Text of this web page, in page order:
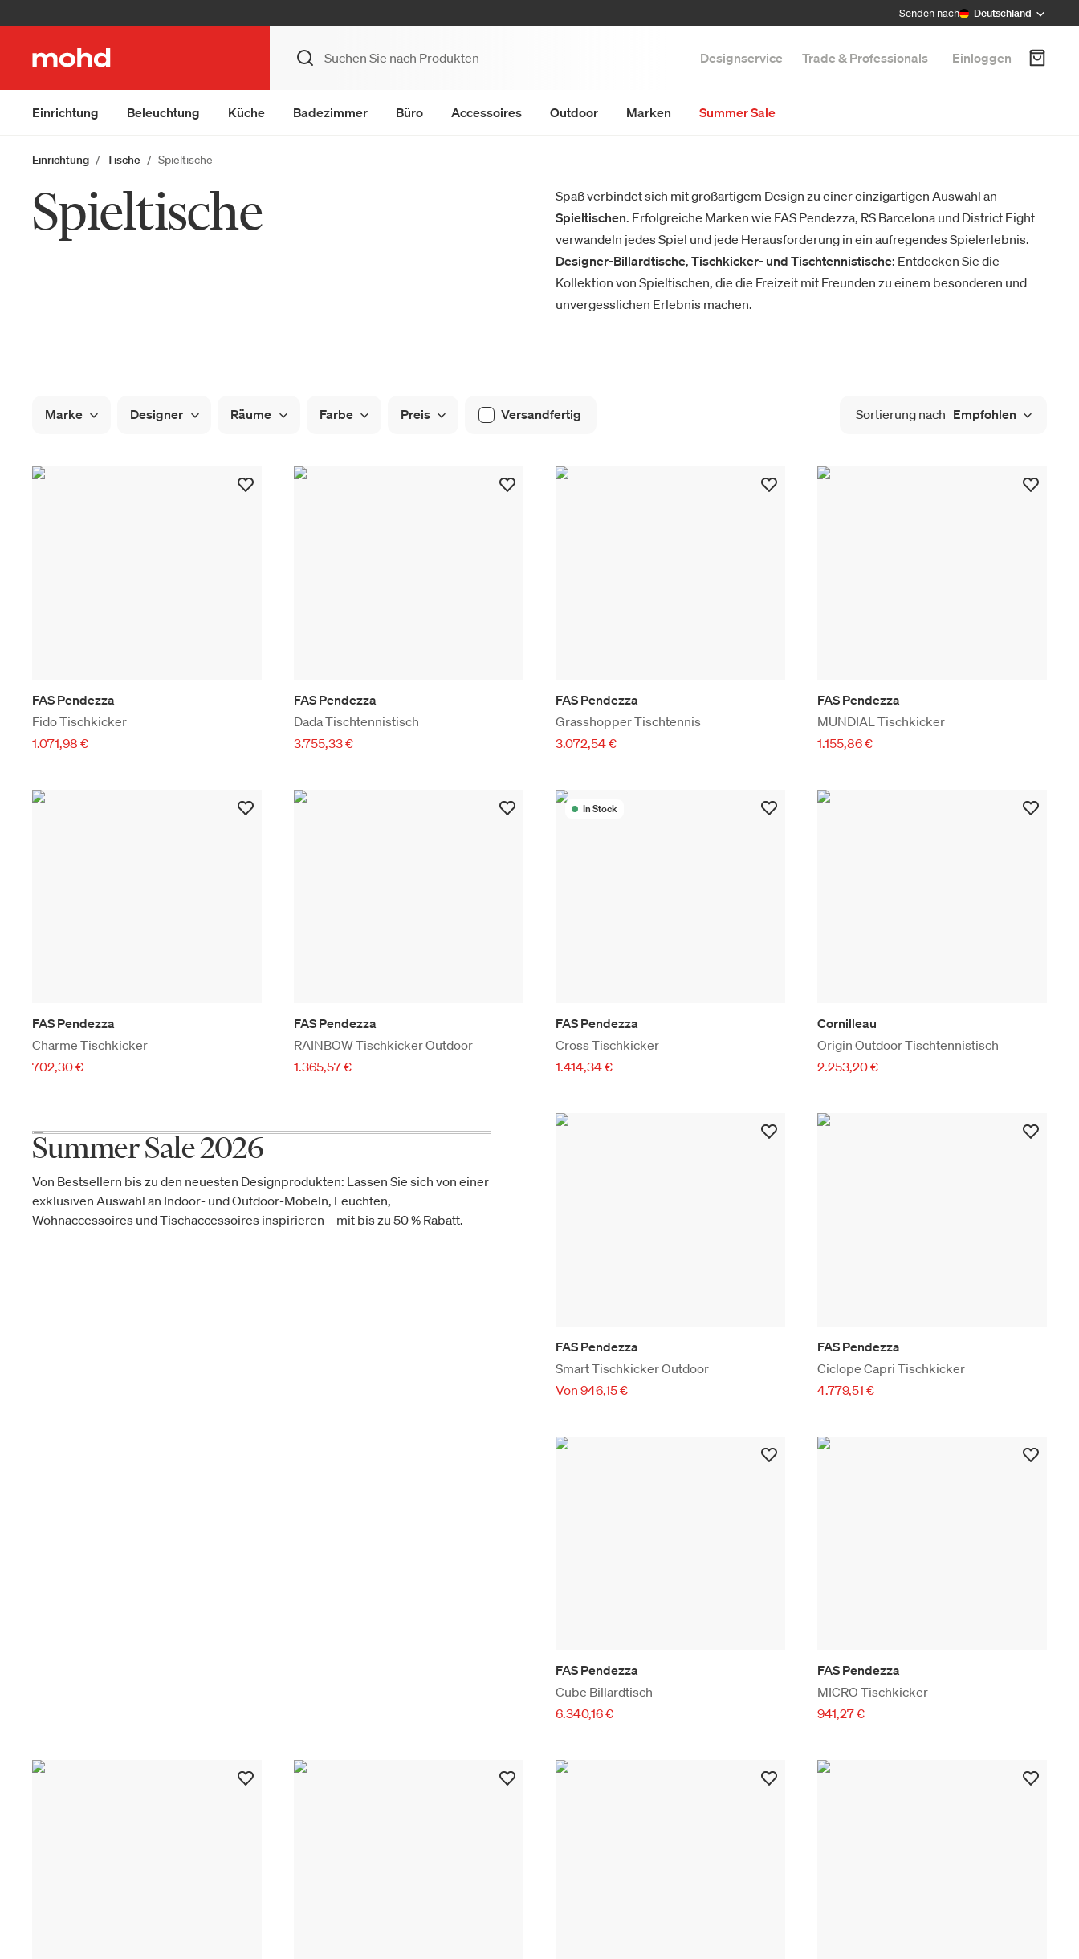
Senden nach Deutschland
Designservice Trade & Professionals Einloggen
Einrichtung Beleuchtung Küche Badezimmer Büro Accessoires Outdoor Marken Summer Sale
Einrichtung Tische Spieltische
Spieltische
Spaß verbindet sich mit großartigem Design zu einer einzigartigen Auswahl an
Spieltischen. Erfolgreiche Marken wie FAS Pendezza, RS Barcelona und District Eight
verwandeln jedes Spiel und jede Herausforderung in ein aufregendes Spielerlebnis.
Designer-Billardtische, Tischkicker- und Tischtennistische: Entdecken Sie die
Kollektion von Spieltischen, die die Freizeit mit Freunden zu einem besonderen und
unvergesslichen Erlebnis machen.
Marke Designer Räume Farbe Preis Versandfertig Sortierung nach Empfohlen
FAS Pendezza
Fido Tischkicker
1.071,98 €
FAS Pendezza
Dada Tischtennistisch
3.755,33 €
FAS Pendezza
Grasshopper Tischtennis
3.072,54 €
FAS Pendezza
MUNDIAL Tischkicker
1.155,86 €
FAS Pendezza
Charme Tischkicker
702,30 €
FAS Pendezza
RAINBOW Tischkicker Outdoor
1.365,57 €
In Stock
FAS Pendezza
Cross Tischkicker
1.414,34 €
Cornilleau
Origin Outdoor Tischtennistisch
2.253,20 €
Summer Sale 2026
Von Bestsellern bis zu den neuesten Designprodukten: Lassen Sie sich von einer
exklusiven Auswahl an Indoor- und Outdoor-Möbeln, Leuchten,
Wohnaccessoires und Tischaccessoires inspirieren – mit bis zu 50 % Rabatt.
FAS Pendezza
Smart Tischkicker Outdoor
Von 946,15 €
FAS Pendezza
Ciclope Capri Tischkicker
4.779,51 €
FAS Pendezza
Cube Billardtisch
6.340,16 €
FAS Pendezza
MICRO Tischkicker
941,27 €